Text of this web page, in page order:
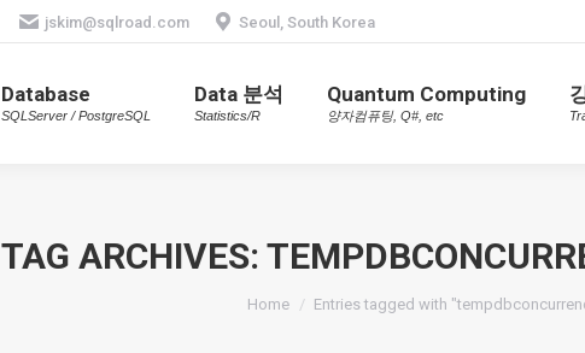
jskim@sqlroad.com Seoul, South Korea
Database
SQLServer / PostgreSQL
Data 분석
Statistics/R
Quantum Computing
양자컴퓨팅, Q#, etc
TAG ARCHIVES:
You are here:
Home Entries tagged with
Database Data 분석 Quantum Computing